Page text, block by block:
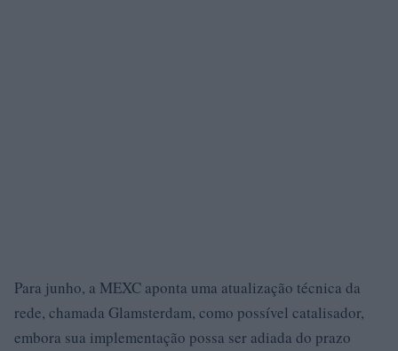
Para junho, a MEXC aponta uma atualização técnica da
rede, chamada Glamsterdam, como possível catalisador,
embora sua implementação possa ser adiada do prazo